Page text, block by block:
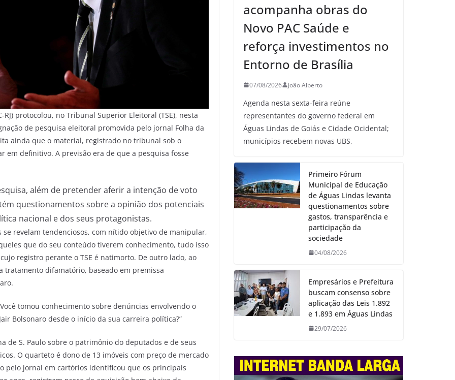
protocolou, no Tribunal Superior Eleitoral (TSE), nesta
de pesquisa eleitoral promovida pelo jornal Folha da
ainda que o material, registrado no tribunal sob o
em definitivo. A previsão era de que a pesquisa fosse
além de pretender aferir a intenção de voto
questionamentos sobre a opinião dos potenciais
nacional e dos seus protagonistas.
revelam tendenciosos, com nítido objetivo de manipular,
que do seu conteúdo tiverem conhecimento, tudo isso
registro perante o TSE é natimorto. De outro lado, ao
tratamento difamatório, baseado em premissa
tomou conhecimento sobre denúncias envolvendo o
Bolsonaro desde o início da sua carreira política?”
de S. Paulo sobre o patrimônio do deputados e de seus
O quarteto é dono de 13 imóveis com preço de mercado
pelo jornal em cartórios identificou que os principais
acompanha obras do
Novo PAC Saúde e
reforça investimentos no
Entorno de Brasília
07/08/2026 João Alberto
Agenda nesta sexta-feira reúne
representantes do governo federal em
Águas Lindas de Goiás e Cidade Ocidental;
municípios recebem novas UBS,
Primeiro Fórum
Municipal de Educação
de Águas Lindas levanta
questionamentos sobre
gastos, transparência e
participação da
sociedade
04/08/2026
Empresários e Prefeitura
buscam consenso sobre
aplicação das Leis 1.892
e 1.893 em Águas Lindas
29/07/2026